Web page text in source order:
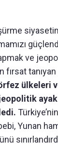
ve
ülkeleri
Yunan